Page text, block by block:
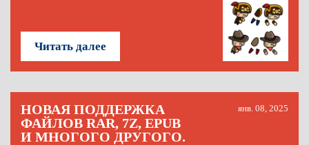
Читать далее
НОВАЯ ПОДДЕРЖКА
ФАЙЛОВ RAR, 7Z, EPUB
И МНОГОГО ДРУГОГО.
янв. 08, 2025